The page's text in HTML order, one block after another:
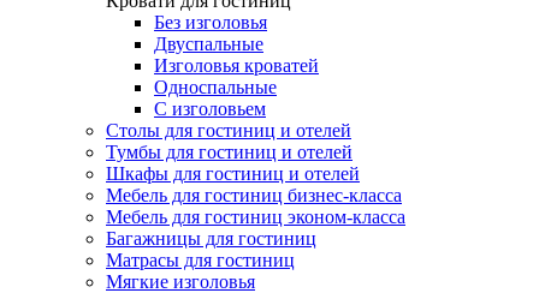
Без изголовья
Двуспальные
Изголовья кроватей
Односпальные
С изголовьем
Столы для гостиниц и отелей
Тумбы для гостиниц и отелей
Шкафы для гостиниц и отелей
Мебель для гостиниц бизнес-класса
Мебель для гостиниц эконом-класса
Багажницы для гостиниц
Матрасы для гостиниц
Мягкие изголовья